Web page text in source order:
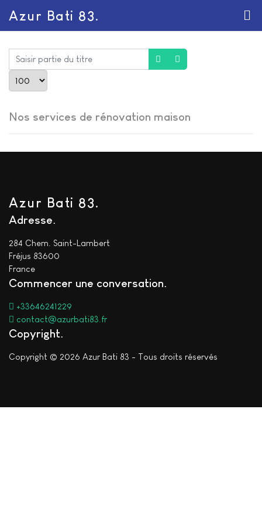
Azur Bati 83.
Saisir partie du titre
Nos services de rénovation maison
Azur Bati 83.
Adresse
284 Chem. Saint-Lambert
Fréjus 83600
France
Commencer une conversation
+33646241229
contact@azurbati83.fr
Copyright
Copyright © 2026 Azur Bati 83 - Tous droits réservés